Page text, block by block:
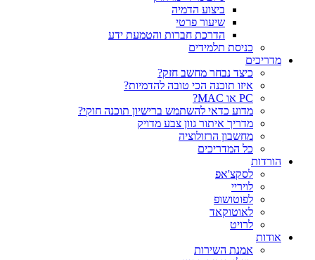
ביצוע הדמיה
שיעור פרטי
הדרכת חברות והטמעת ידע
כניסת תלמידים
מדריכים
כיצד נבחר מחשב חזק?
איזו תוכנה הכי טובה להדמיות?‎‎
PC או MAC?
מדוע כדאי להשתמש ברישיון תוכנה חוקי?
מדריך איתור גוון צבע מדויק
מחשבון הרזולוציה
כל המדריכים
הורדות
לסקצ'אפ
לויריי
לפוטושופ
לאוטוקאד
לרויט
אודות
אמנת השירות